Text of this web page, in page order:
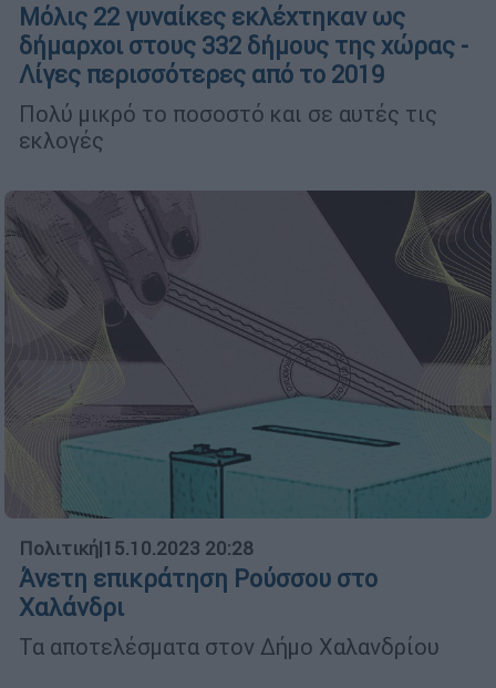
Μόλις 22 γυναίκες εκλέχτηκαν ως
δήμαρχοι στους 332 δήμους της χώρας -
Λίγες περισσότερες από το 2019
Πολύ μικρό το ποσοστό και σε αυτές τις
εκλογές
Πολιτική|15.10.2023 20:28
Άνετη επικράτηση Ρούσσου στο
Χαλάνδρι
Τα αποτελέσματα στον Δήμο Χαλανδρίου